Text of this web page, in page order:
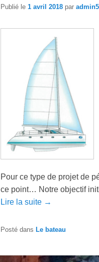
Publié le 1 avril 2018 par
Pour ce type de projet de
ce point… Notre objectif
Lire la suite →
Posté dans Le bateau